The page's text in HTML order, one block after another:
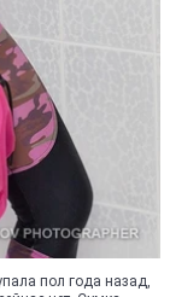
пол года назад,